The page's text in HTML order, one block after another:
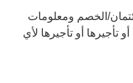
الخصم ومعلومات
تأجيرها أو تأجيرها لأي